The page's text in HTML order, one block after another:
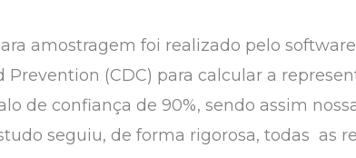
amostragem foi realizado pelo
Prevention (CDC) para calcular a
de confiança de 90%, sendo assim
seguiu, de forma rigorosa, todas as